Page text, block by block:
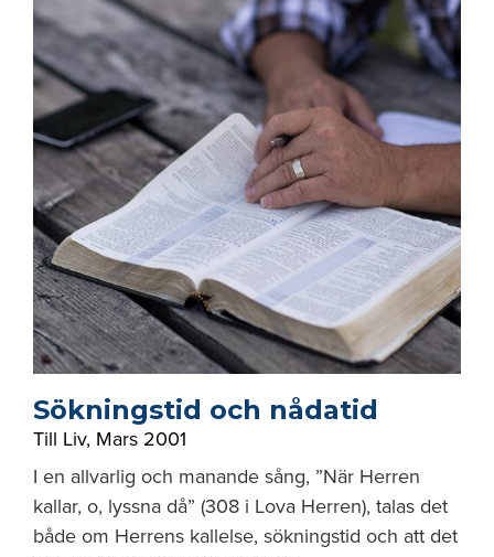
Sökningstid och nådatid
Till Liv, Mars 2001
I en allvarlig och manande sång, ”När Herren
kallar, o, lyssna då” (308 i Lova Herren), talas det
både om Herrens kallelse, sökningstid och att det